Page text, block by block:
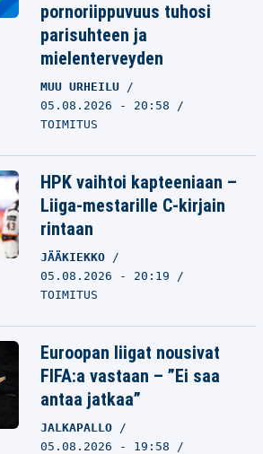
pornoriippuvuus tuhosi
parisuhteen ja
mielenterveyden
MUU URHEILU
05.08.2026 - 20:58
TOIMITUS
HPK vaihtoi kapteeniaan –
Liiga-mestarille C-kirjain
rintaan
JÄÄKIEKKO
05.08.2026 - 20:19
TOIMITUS
Euroopan liigat nousivat
FIFA:a vastaan – ”Ei saa
antaa jatkaa”
JALKAPALLO
05.08.2026 - 19:58